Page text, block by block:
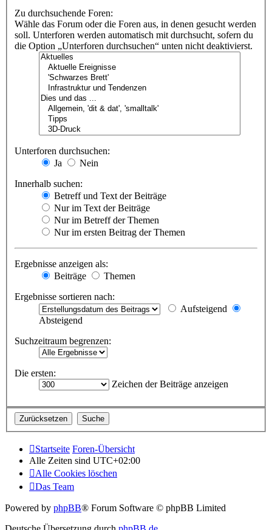
Zu durchsuchende Foren:
Wähle das Forum oder die Foren aus, in denen gesucht werden
soll. Unterforen werden automatisch mit durchsucht, sofern du
die Option „Unterforen durchsuchen“ unten nicht deaktivierst.
Unterforen durchsuchen:
Ja
Nein
Innerhalb suchen:
Betreff und Text der Beiträge
Nur im Text der Beiträge
Nur im Betreff der Themen
Nur im ersten Beitrag der Themen
Ergebnisse anzeigen als:
Beiträge
Themen
Ergebnisse sortieren nach:
Aufsteigend
Absteigend
Suchzeitraum begrenzen:
Die ersten:
Zeichen der Beiträge anzeigen
Startseite Foren-Übersicht
Alle Zeiten sind UTC+02:00
Alle Cookies löschen
Das Team
Powered by phpBB® Forum Software © phpBB Limited